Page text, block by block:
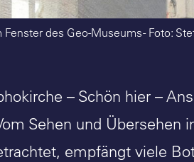
des Geo-Museums - Foto:
– Schön hier –
Sehen und Übersehen
empfängt viele